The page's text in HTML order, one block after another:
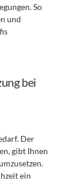
So
und
bei
gibt Ihnen
ein